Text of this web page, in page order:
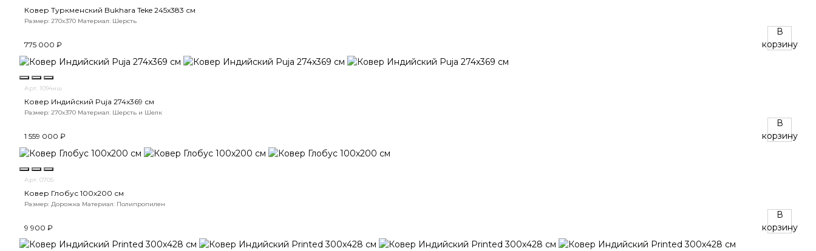
Ковер Туркменский Bukhara Teke 245x383 см
Размер: 270x370 Материал: Шерсть
775 000 ₽
В
корзину
Арт. 1094нш
Ковер Индийский Puja 274x369 см
Размер: 270x370 Материал: Шерсть и Шелк
1 559 000 ₽
В
корзину
Арт. 0705
Ковер Глобус 100х200 см
Размер: Дорожка Материал: Полипропилен
9 900 ₽
В
корзину